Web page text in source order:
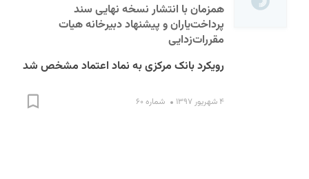
همزمان با انتشار نسخه نهایی سند
پرداخت‌یاران و پیشنهاد دبیرخانه هیات
مقررات‌زدایی
رویکرد بانک مرکزی به نماد اعتماد مشخص شد
۴ شهریور ۱۳۹۷ شماره ۶۰